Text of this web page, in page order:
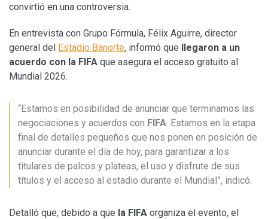
convirtió en una controversia.
En entrevista con Grupo Fórmula, Félix Aguirre, director
general del Estadio Banorte, informó que llegaron a un
acuerdo con la FIFA que asegura el acceso gratuito al
Mundial 2026.
“Estamos en posibilidad de anunciar que terminamos las
negociaciones y acuerdos con FIFA . Estamos en la etapa
final de detalles pequeños que nos ponen en posición de
anunciar durante el día de hoy, para garantizar a los
titulares de palcos y plateas, el uso y disfrute de sus
títulos y el acceso al estadio durante el Mundial”, indicó.
Detalló que, debido a que la FIFA organiza el evento, el